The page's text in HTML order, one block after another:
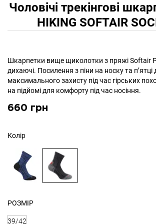
Чоловічі трекінгові
HIKING SOFTAIR
Шкарпетки вище щиколотки з пряжі Softair
дихаючі. Посилення з піни на носку та п’ятці
максимального захисту під час гірських
на підйомі для комфорту під час носіння.
660 грн
Колір
РОЗМІР
39/42